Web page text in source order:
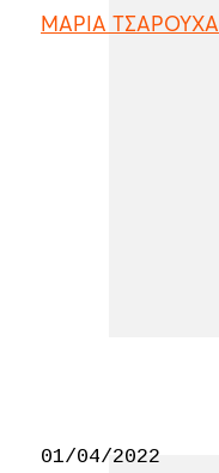
ΜΑΡΙΑ ΤΣΑΡΟΥΧΑ
01/04/2022